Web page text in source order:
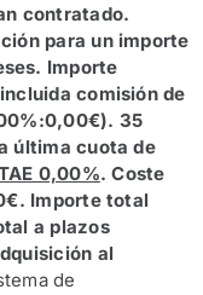
contratado.
para un importe
Importe
comisión de
35
última cuota de
0,00%. Coste
Importe total
a plazos
al
de